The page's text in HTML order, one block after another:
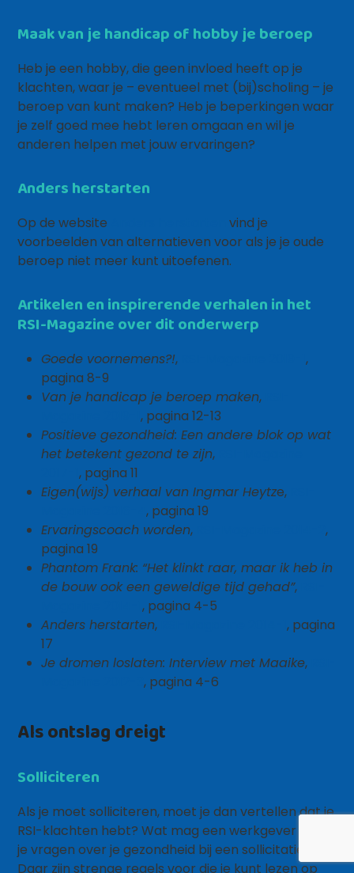
Maak van je handicap of hobby je beroep
Heb je een hobby, die geen invloed heeft op je
klachten, waar je – eventueel met (bij)scholing – je
beroep van kunt maken? Heb je beperkingen waar
je zelf goed mee hebt leren omgaan en wil je
anderen helpen met jouw ervaringen?
Anders herstarten
Op de website
vind je
voorbeelden van alternatieven voor als je je oude
beroep niet meer kunt uitoefenen.
Artikelen en inspirerende verhalen in het
RSI-Magazine over dit onderwerp
Goede voornemens?!, RSI-Magazine 2019-1,
pagina 8-9
Van je handicap je beroep maken,
Magazine 2019-1, pagina 12-13
Positieve gezondheid: Een andere blok op wat
het betekent gezond te zijn,
2017-1, pagina 11
Eigen(wijs) verhaal van Ingmar Heytze,
Magazine 2016-4, pagina 19
Ervaringscoach worden, RSI-Magazine 2014-2,
pagina 19
Phantom Frank: “Het klinkt raar, maar ik heb in
de bouw ook een geweldige tijd gehad”,
Magazine 2014-1, pagina 4-5
Anders herstarten, RSI-Magazine 2014-1, pagina
17
Je dromen loslaten: Interview met Maaike,
Magazine 2012-3, pagina 4-6
Als ontslag dreigt
Solliciteren
Als je moet solliciteren, moet je dan vertellen dat je
RSI-klachten hebt? Wat mag een werkgever aan
je vragen over je gezondheid bij een sollicitatie?
Daar zijn strenge regels voor die je kunt lezen op